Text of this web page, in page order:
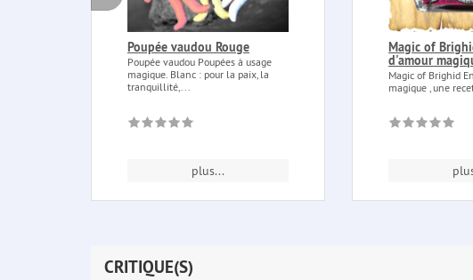
Poupée vaudou Rouge
Poupée vaudou Poupées à usage
magique. Blanc : pour la paix, la
tranquillité,...
plus...
Magic of
d'amour
Magic of Brighid
magique , une
CRITIQUE(S)